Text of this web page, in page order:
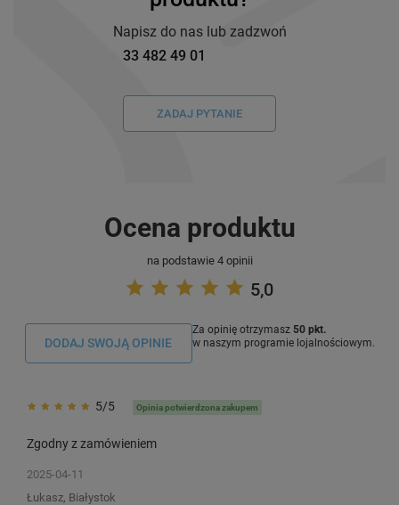
Napisz do nas lub zadzwoń
33 482 49 01
ZADAJ PYTANIE
Ocena produktu
na podstawie 4 opinii
5,0
DODAJ SWOJĄ OPINIE
Za opinię otrzymasz 50 pkt.
w naszym programie lojalnościowym.
5/5 Opinia potwierdzona zakupem
Zgodny z zamówieniem
2025-04-11
Łukasz, Białystok